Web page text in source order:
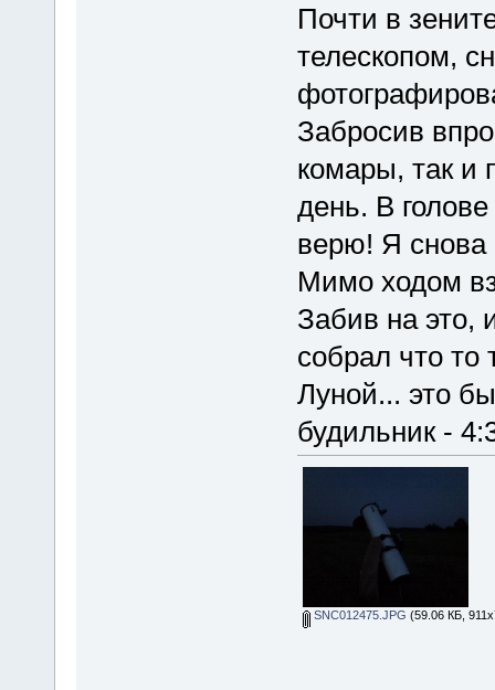
Почти в
телескопом,
Забросив
комары, так и
день. В
верю! Я снова
Мимо ходом
Забив на это,
собрал что то
Луной... это
будильник -
SNC012475.JPG (59.06 КБ,